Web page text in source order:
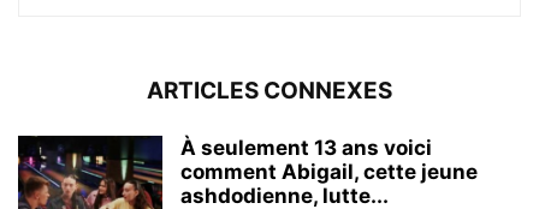
ARTICLES CONNEXES
À seulement 13 ans voici
comment Abigail, cette jeune
ashdodienne, lutte...